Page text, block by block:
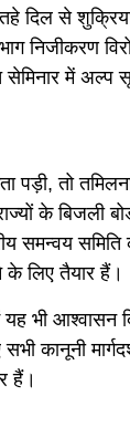
दिल से
निजीकरण
में अल्प
पड़ी, तो
के बिजली
समन्वय समिति
के लिए तैयार हैं।
भी आश्वासन
कानूनी
हैं।